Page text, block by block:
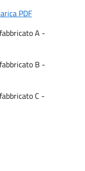
PDF
A -
B -
C -